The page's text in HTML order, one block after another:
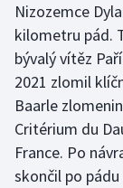
Short track
Sportovní
Stolní tenis
Triatlon
Nizozemce
kilometru pád.
bývalý vítěz
2021 zlomil
Baarle
Critérium du
France. Po
skončil po